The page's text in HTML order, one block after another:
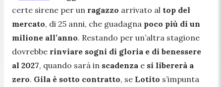
certe sirene per un ragazzo arrivato al top del
mercato, di 25 anni, che guadagna poco più di un
milione all’anno. Restando per un’altra stagione
dovrebbe rinviare sogni di gloria e di benessere
al 2027, quando sarà in scadenza e si libererà a
zero. Gila è sotto contratto, se Lotito s’impunta